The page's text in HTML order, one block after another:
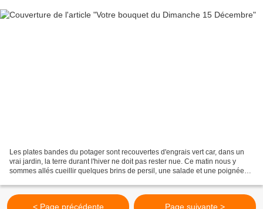
Les plates bandes du potager sont recouvertes d'engrais vert car, dans un
vrai jardin, la terre durant l'hiver ne doit pas rester nue. Ce matin nous y
sommes allés cueillir quelques brins de persil, une salade et une poignée
< Page précédente Page suivante >